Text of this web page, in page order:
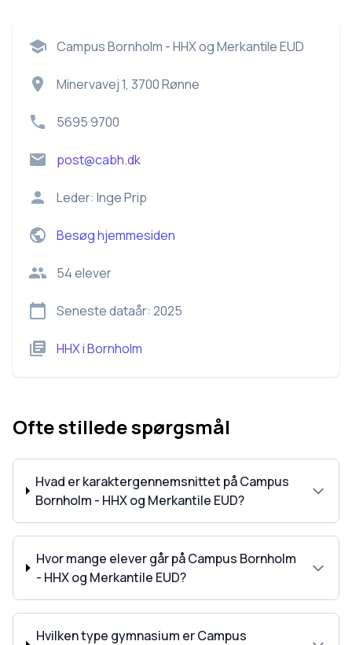
Campus Bornholm - HHX og Merkantile EUD
Minervavej 1, 3700 Rønne
5695 9700
post@cabh.dk
Leder: Inge Prip
Besøg hjemmesiden
54elever
Seneste dataår: 2025
HHXiBornholm
Ofte stillede spørgsmål
Hvad er karaktergennemsnittet på Campus
Bornholm - HHX og Merkantile EUD?
Hvor mange elever går på Campus Bornholm
- HHX og Merkantile EUD?
Hvilken type gymnasium er Campus